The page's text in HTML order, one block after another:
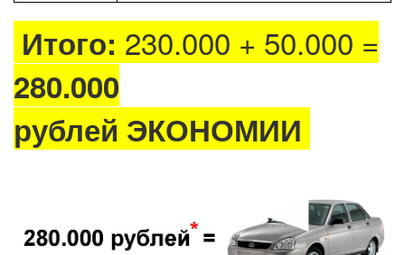
Итого: 230.000 + 50.000 =
280.000
рублей ЭКОНОМИИ